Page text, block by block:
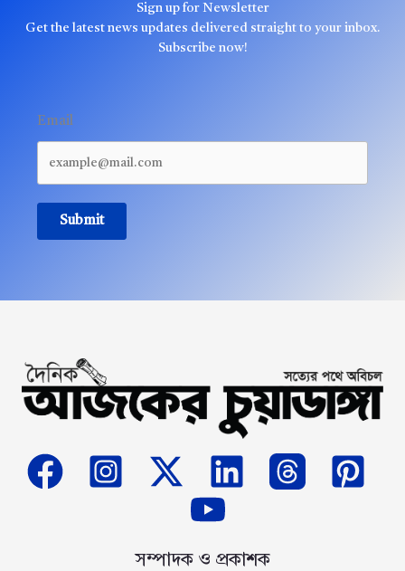
Sign up for Newsletter
Get the latest news updates delivered straight to your inbox.
Subscribe now!
Email
Submit
সম্পাদক ও প্রকাশক